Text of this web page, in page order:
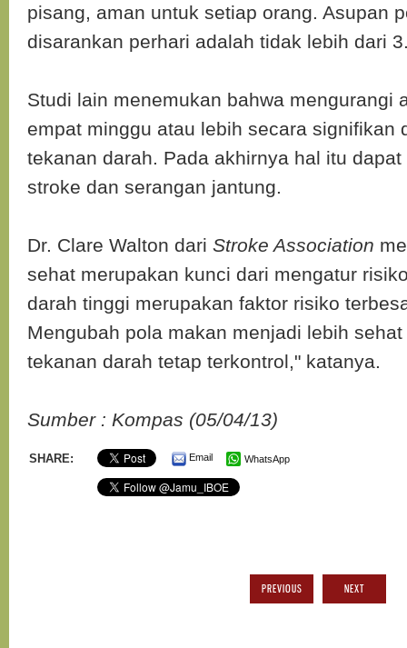
pisang, aman untuk setiap orang. Asupan
disarankan perhari adalah tidak lebih dari
Studi lain menemukan bahwa mengurangi
empat minggu atau lebih secara signifikan
tekanan darah. Pada akhirnya hal itu
stroke dan serangan jantung.
Dr. Clare Walton dari Stroke Association
sehat merupakan kunci dari mengatur
darah tinggi merupakan faktor risiko
Mengubah pola makan menjadi lebih
tekanan darah tetap terkontrol," katanya.
Sumber : Kompas (05/04/13)
SHARE: Email WhatsApp
PREVIOUS NEXT